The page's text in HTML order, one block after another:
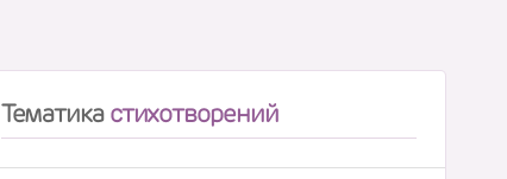
Тематикастихотворений